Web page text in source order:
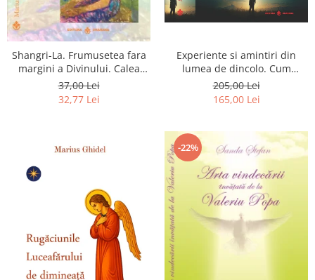
Shangri-La. Frumusetea fara
margini a Divinului. Calea
catre fericire
37,00 Lei
32,77 Lei
Experiente si amintiri din
lumea de dincolo. Cum
obtinem puteri
extrasenzoriale - cu exercitii
205,00 Lei
165,00 Lei
-22%